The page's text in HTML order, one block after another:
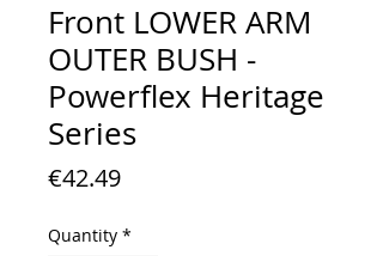
Front LOWER ARM
OUTER BUSH -
Powerflex Heritage
Series
€42.49Price
Quantity *